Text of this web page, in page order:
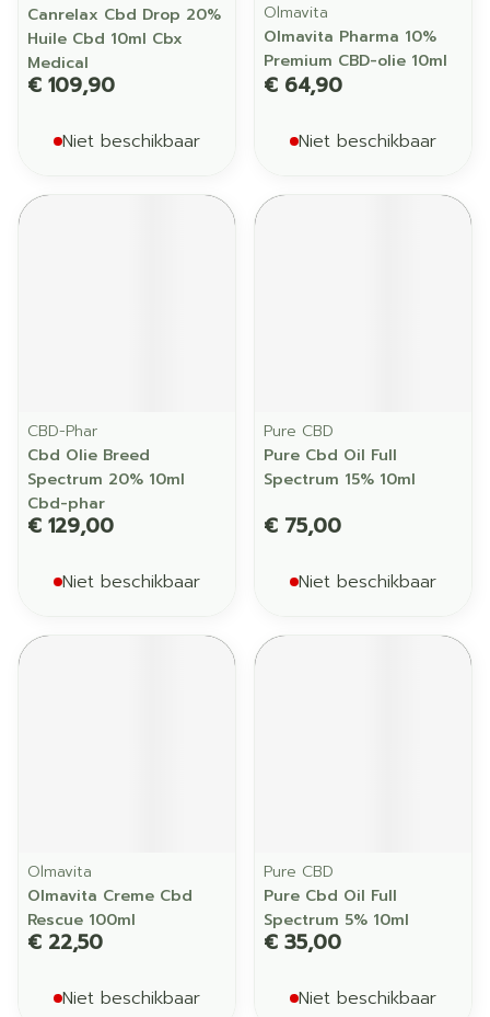
Canrelax Cbd Drop 20%
Huile Cbd 10ml Cbx
Medical
€ 109,90
Niet beschikbaar
Olmavita
Olmavita Pharma 10%
Premium CBD-olie 10ml
€ 64,90
Niet beschikbaar
CBD-Phar
Cbd Olie Breed
Spectrum 20% 10ml
Cbd-phar
€ 129,00
Niet beschikbaar
Pure CBD
Pure Cbd Oil Full
Spectrum 15% 10ml
€ 75,00
Niet beschikbaar
Olmavita
Olmavita Creme Cbd
Rescue 100ml
€ 22,50
Niet beschikbaar
Pure CBD
Pure Cbd Oil Full
Spectrum 5% 10ml
€ 35,00
Niet beschikbaar